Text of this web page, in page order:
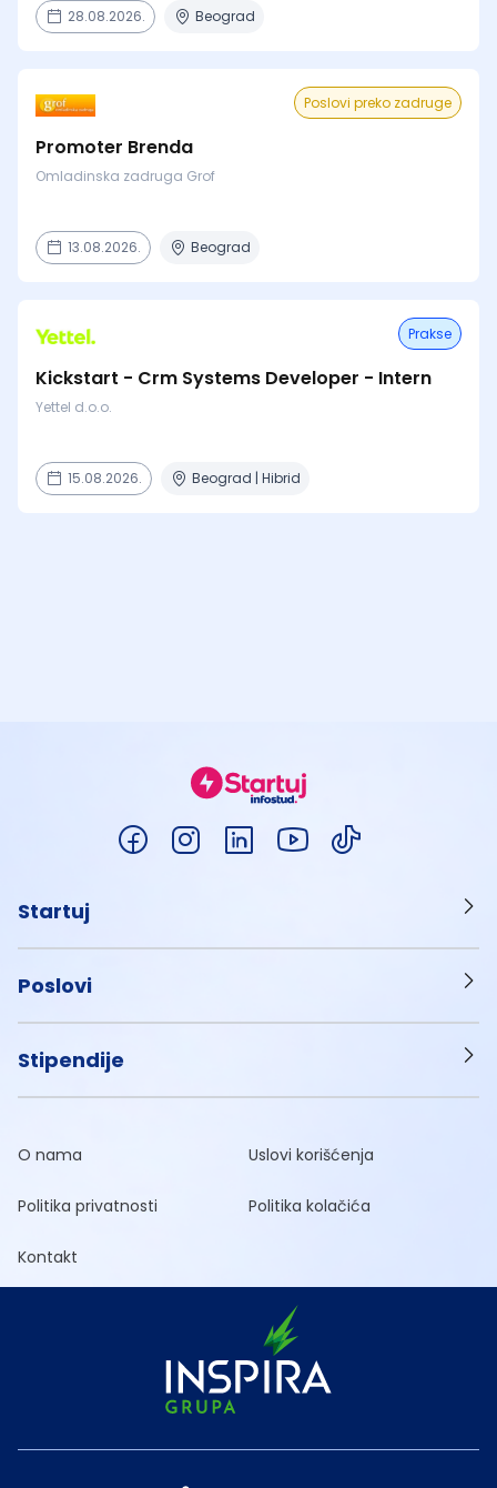
28.08.2026. Beograd
Poslovi preko zadruge
Promoter Brenda
Omladinska zadruga Grof
13.08.2026. Beograd
Prakse
Kickstart - Crm Systems Developer - Intern
Yettel d.o.o.
15.08.2026. Beograd | Hibrid
Startuj
Poslovi
Stipendije
O nama Uslovi korišćenja
Politika privatnosti Politika kolačića
Kontakt